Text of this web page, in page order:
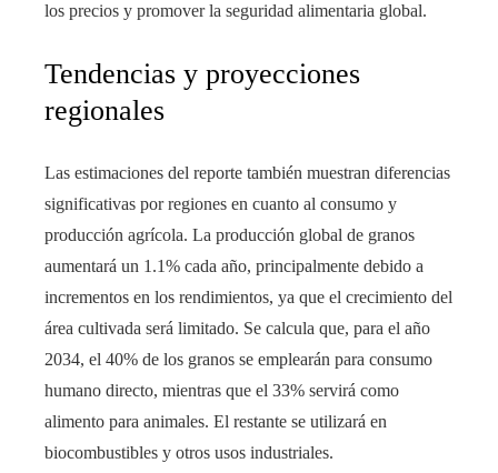
los precios y promover la seguridad alimentaria global.
Tendencias y proyecciones
regionales
Las estimaciones del reporte también muestran diferencias
significativas por regiones en cuanto al consumo y
producción agrícola. La producción global de granos
aumentará un 1.1% cada año, principalmente debido a
incrementos en los rendimientos, ya que el crecimiento del
área cultivada será limitado. Se calcula que, para el año
2034, el 40% de los granos se emplearán para consumo
humano directo, mientras que el 33% servirá como
alimento para animales. El restante se utilizará en
biocombustibles y otros usos industriales.